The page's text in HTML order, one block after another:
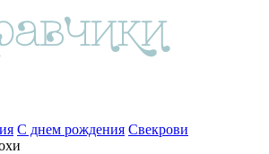
С днем рождения Свекрови